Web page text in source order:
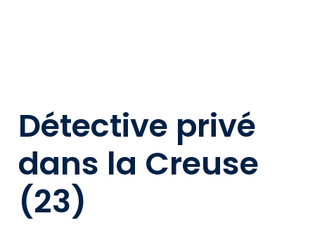
Détective privé
dans la Creuse
(23)